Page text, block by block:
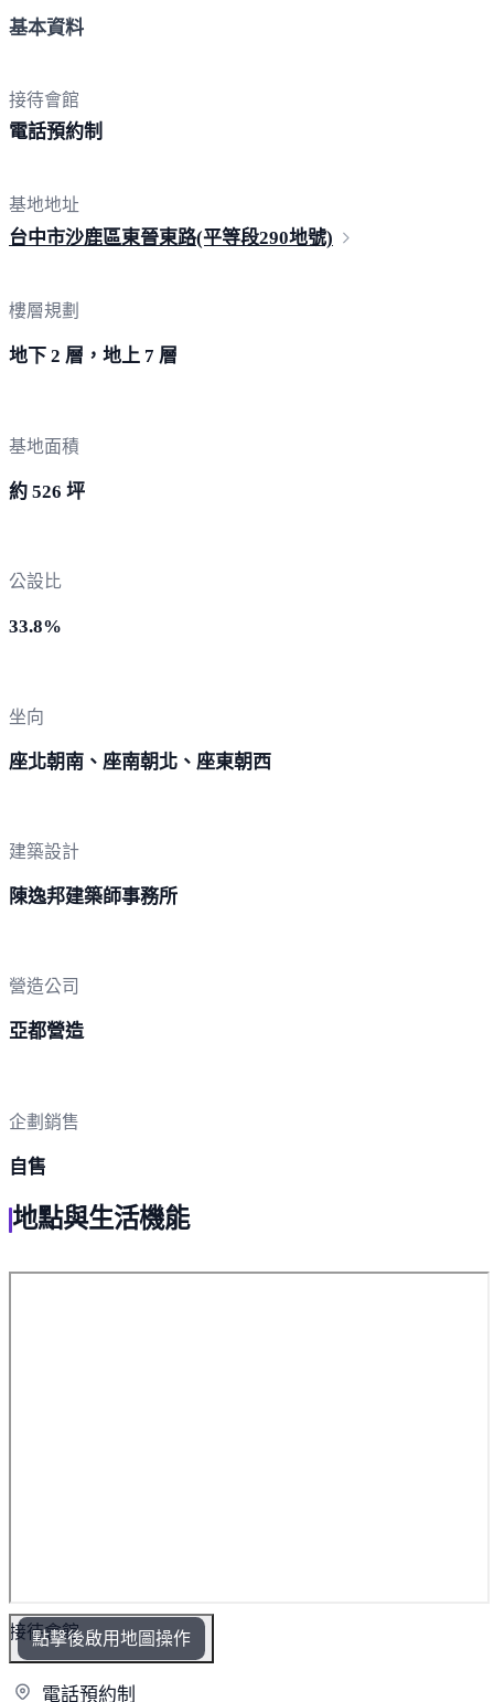
基本資料
接待會館
電話預約制
基地地址
台中市沙鹿區東晉東路(平等段290地號)
樓層規劃
地下 2 層，地上 7 層
基地面積
約 526 坪
公設比
33.8%
坐向
座北朝南、座南朝北、座東朝西
建築設計
陳逸邦建築師事務所
營造公司
亞都營造
企劃銷售
自售
地點與生活機能
點擊後啟用地圖操作
接待會館
電話預約制